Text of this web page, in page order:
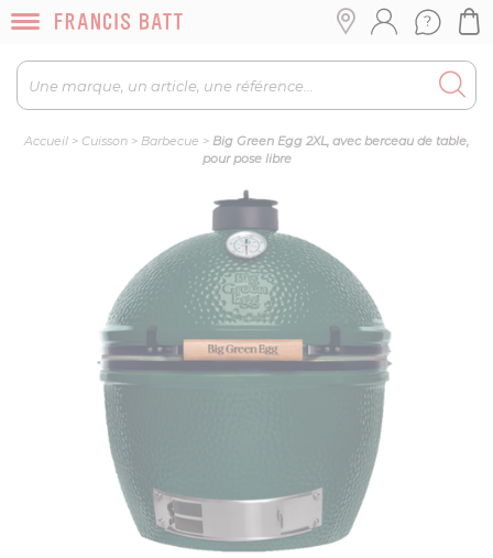
Accueil > Cuisson > Barbecue > Big Green Egg 2XL, avec berceau de table,
pour pose libre